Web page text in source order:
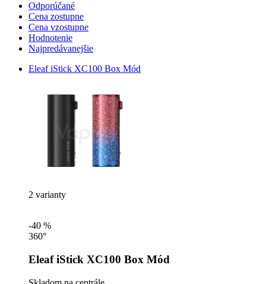
Odporúčané
Cena zostupne
Cena vzostupne
Hodnotenie
Najpredávanejšie
Eleaf iStick XC100 Box Mód
2 varianty
-40 %
360°
Eleaf iStick XC100 Box Mód